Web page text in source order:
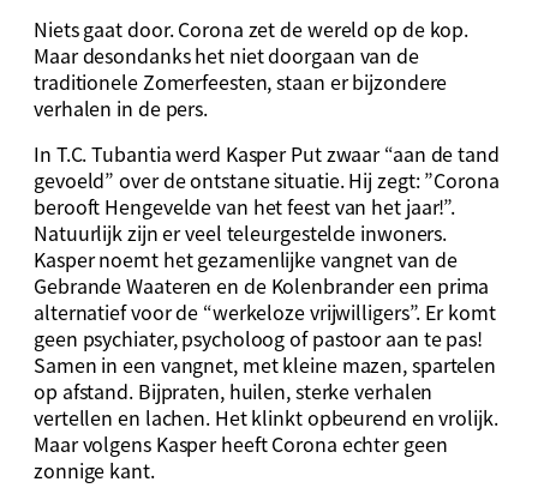
Niets gaat door. Corona zet de wereld op de kop.
Maar desondanks het niet doorgaan van de
traditionele Zomerfeesten, staan er bijzondere
verhalen in de pers.
In T.C. Tubantia werd Kasper Put zwaar “aan de tand
gevoeld” over de ontstane situatie. Hij zegt: ”Corona
berooft Hengevelde van het feest van het jaar!”.
Natuurlijk zijn er veel teleurgestelde inwoners.
Kasper noemt het gezamenlijke vangnet van de
Gebrande Waateren en de Kolenbrander een prima
alternatief voor de “werkeloze vrijwilligers”. Er komt
geen psychiater, psycholoog of pastoor aan te pas!
Samen in een vangnet, met kleine mazen, spartelen
op afstand. Bijpraten, huilen, sterke verhalen
vertellen en lachen. Het klinkt opbeurend en vrolijk.
Maar volgens Kasper heeft Corona echter geen
zonnige kant.